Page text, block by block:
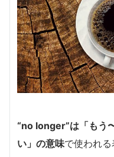
“no longer”は「もう
い」の意味で使われる